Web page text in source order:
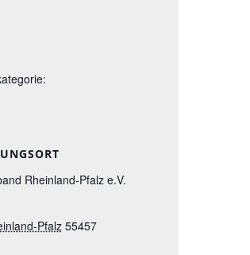
Rheinland-Pfalz e.V.
Pfalz 55457